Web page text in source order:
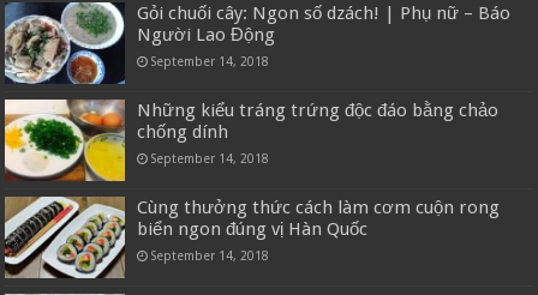
Gỏi chuối cây: Ngon số dzách! | Phụ nữ – Báo
Người Lao Động
September 14, 2018
Những kiểu tráng trứng độc đáo bằng chảo
chống dính
September 14, 2018
Cùng thưởng thức cách làm cơm cuộn rong
biển ngon đúng vị Hàn Quốc
September 14, 2018